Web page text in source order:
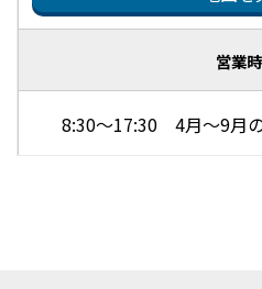
営業
8:30～17:30 4月～9月